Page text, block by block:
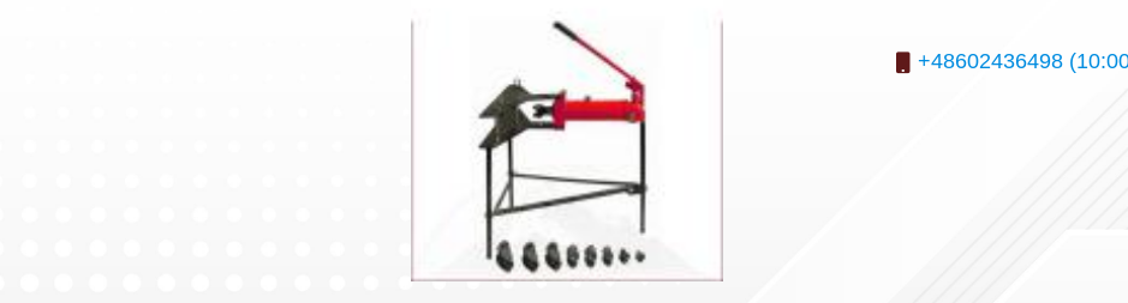
+48602436498